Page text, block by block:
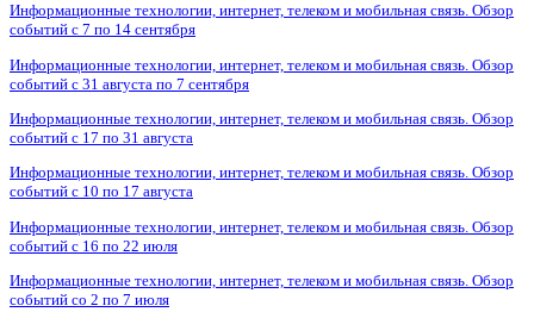
Информационные технологии, интернет, телеком и мобильная связь. Обзор
событий с 7 по 14 сентября
Информационные технологии, интернет, телеком и мобильная связь. Обзор
событий с 31 августа по 7 сентября
Информационные технологии, интернет, телеком и мобильная связь. Обзор
событий с 17 по 31 августа
Информационные технологии, интернет, телеком и мобильная связь. Обзор
событий с 10 по 17 августа
Информационные технологии, интернет, телеком и мобильная связь. Обзор
событий с 16 по 22 июля
Информационные технологии, интернет, телеком и мобильная связь. Обзор
событий со 2 по 7 июля